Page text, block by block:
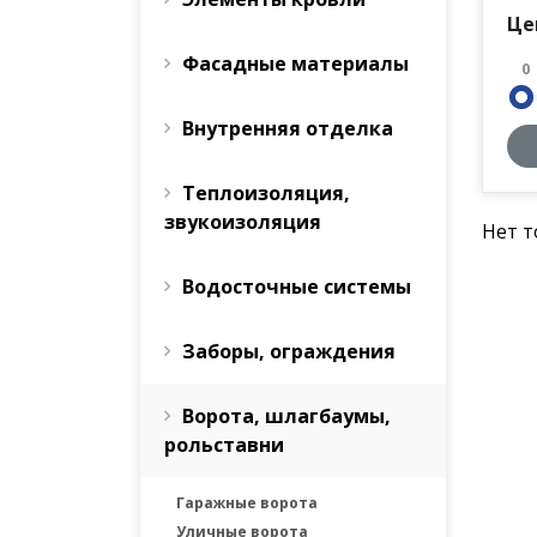
Фасадные материалы
Внутренняя отделка
Теплоизоляция,
звукоизоляция
Водосточные системы
Заборы, ограждения
Ворота, шлагбаумы,
рольставни
Гаражные ворота
Уличные ворота
0
Нет